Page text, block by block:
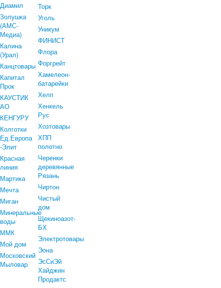
Диамил
Золушка
(АМС-
Медиа)
Калина
(Урал)
Канцтовары
Капитал
Прок
КАУСТИК
АО
КЕНГУРУ
Колготки
Ед.Европа
-Элит
Красная
линия
Мартика
Мечта
Миган
Минеральные
воды
ММК
Мой дом
Московский
Мыловар
Торк
Уголь
Уникум
ФИНИСТ
Флора
Форгрейт
Хамелеон-
батарейки
Хелп
Хенкель
Рус
Хозтовары
ХПП
полотно
Черенки
деревянные
Рязань
Чиртон
Чистый
дом
Щекиноазот-
БХ
Электротовары
Эона
ЭсСиЭй
Хайджин
Продактс